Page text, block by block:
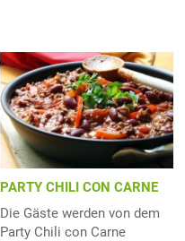
PARTY CHILI CON CARNE
Die Gäste werden von dem
Party Chili con Carne